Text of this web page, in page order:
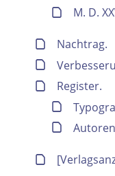
aus
M. D.
Nachtrag.
Register.